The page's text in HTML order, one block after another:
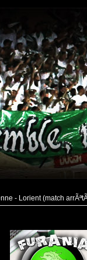
- Lorient (match